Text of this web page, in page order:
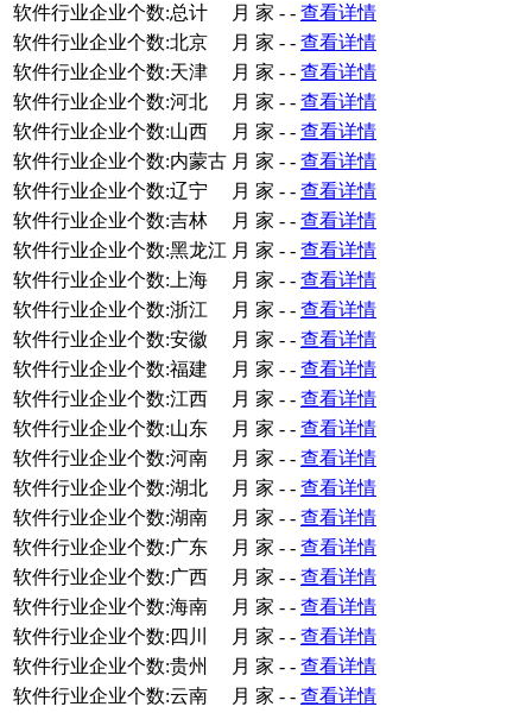
软件行业企业个数:总计
月 家 - - 查看详情
软件行业企业个数:北京
月 家 - - 查看详情
软件行业企业个数:天津
月 家 - - 查看详情
软件行业企业个数:河北
月 家 - - 查看详情
软件行业企业个数:山西
月 家 - - 查看详情
软件行业企业个数:内蒙古 月 家 - - 查看详情
软件行业企业个数:辽宁
月 家 - - 查看详情
软件行业企业个数:吉林
月 家 - - 查看详情
软件行业企业个数:黑龙江 月 家 - - 查看详情
软件行业企业个数:上海
月 家 - - 查看详情
软件行业企业个数:浙江
月 家 - - 查看详情
软件行业企业个数:安徽
月 家 - - 查看详情
软件行业企业个数:福建
月 家 - - 查看详情
软件行业企业个数:江西
月 家 - - 查看详情
软件行业企业个数:山东
月 家 - - 查看详情
软件行业企业个数:河南
月 家 - - 查看详情
软件行业企业个数:湖北
月 家 - - 查看详情
软件行业企业个数:湖南
月 家 - - 查看详情
软件行业企业个数:广东
月 家 - - 查看详情
软件行业企业个数:广西
月 家 - - 查看详情
软件行业企业个数:海南
月 家 - - 查看详情
软件行业企业个数:四川
月 家 - - 查看详情
软件行业企业个数:贵州
月 家 - - 查看详情
软件行业企业个数:云南
月 家 - - 查看详情